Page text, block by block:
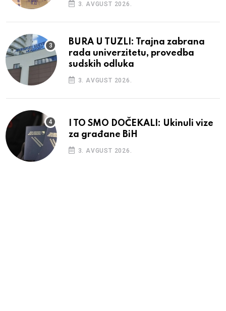
3. AVGUST 2026.
BURA U TUZLI: Trajna zabrana
rada univerzitetu, provedba
sudskih odluka
3. AVGUST 2026.
I TO SMO DOČEKALI: Ukinuli vize
za građane BiH
3. AVGUST 2026.